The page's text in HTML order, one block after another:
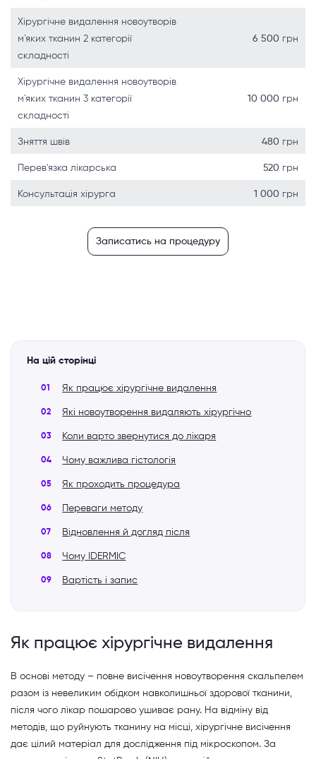
Хірургічне видалення новоутворів
м`яких тканин 2 категорії
складності
6 500 грн
Хірургічне видалення новоутворів
м`яких тканин 3 категорії
складності
10 000 грн
Зняття швів 480 грн
Перев'язка лікарська 520 грн
Консультація хірурга 1 000 грн
Записатись на процедуру
На цій сторінці
Як працює хірургічне видалення
Які новоутворення видаляють хірургічно
Коли варто звернутися до лікаря
Чому важлива гістологія
Як проходить процедура
Переваги методу
Відновлення й догляд після
Чому IDERMIC
Вартість і запис
Як працює хірургічне видалення
В основі методу – повне висічення новоутворення скальпелем
разом із невеликим обідком навколишньої здорової тканини,
після чого лікар пошарово ушиває рану. На відміну від
методів, що руйнують тканину на місці, хірургічне висічення
дає цілий матеріал для дослідження під мікроскопом. За